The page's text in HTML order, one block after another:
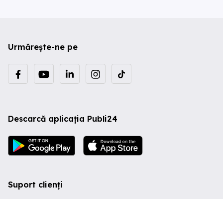
Urmărește-ne pe
Descarcă aplicația Publi24
Suport clienți